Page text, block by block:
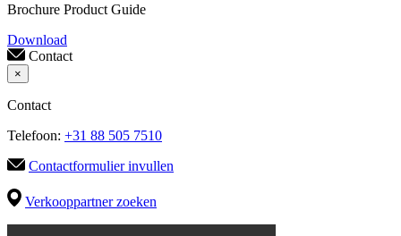
Brochure Product Guide
Download
Contact
×
Contact
Telefoon: +31 88 505 7510
Contactformulier invullen
Verkooppartner zoeken